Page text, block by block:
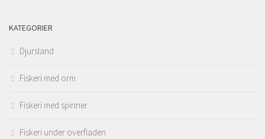
KATEGORIER
Djursland
Fiskeri med orm
Fiskeri med spinner
Fiskeri under overfladen